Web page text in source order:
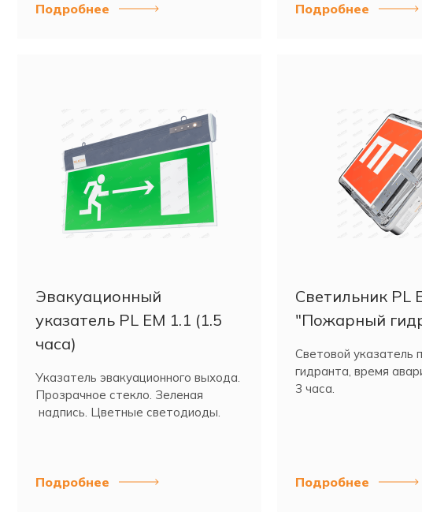
Подробнее Подробнее
Эвакуационный
указатель PL EM 1.1 (1.5
часа)
Указатель эвакуационного выхода.
Прозрачное стекло. Зеленая
надпись. Цветные светодиоды.
Подробнее
Светильник PL
"Пожарный
Световой указатель
гидранта, время
3 часа.
Подробнее